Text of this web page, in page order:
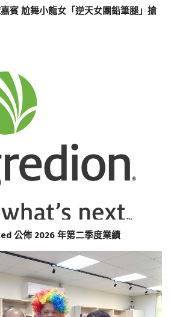
賓 尬舞小龍女「逆天女團鉛筆腿」搶
公佈 2026 年第二季度業績